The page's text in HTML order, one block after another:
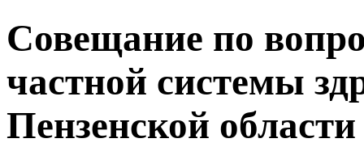
Совещание по
частной системы
Пензенской области